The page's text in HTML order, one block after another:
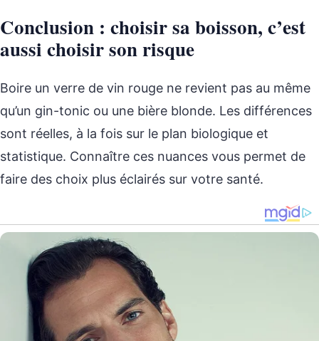
Conclusion : choisir sa boisson, c’est
aussi choisir son risque
Boire un verre de vin rouge ne revient pas au même
qu’un gin-tonic ou une bière blonde. Les différences
sont réelles, à la fois sur le plan biologique et
statistique. Connaître ces nuances vous permet de
faire des choix plus éclairés sur votre santé.